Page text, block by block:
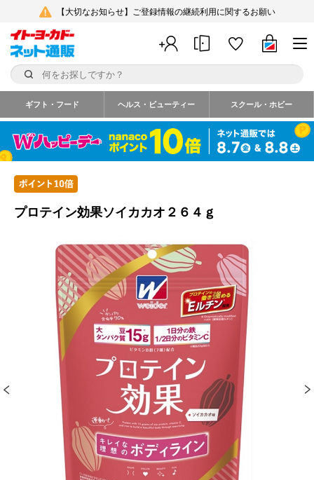
【大切なお知らせ】ご登録情報の継続利用に関するお願い
ギフト・フード ヘルス・ビューティー スクール・ホビー
プロテイン効果ソイカカオ２６４ｇ